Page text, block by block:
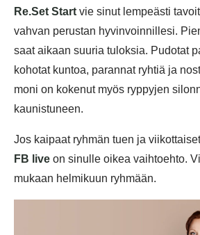
Re.Set Start vie sinut lempeästi
vahvan perustan hyvinvoinnillesi.
saat aikaan suuria tuloksia. Pudotat
kohotat kuntoa, parannat ryhtiä ja
moni on kokenut myös ryppyjen
kaunistuneen.
Jos kaipaat ryhmän tuen ja
FB live on sinulle oikea vaihtoehto.
mukaan helmikuun ryhmään.